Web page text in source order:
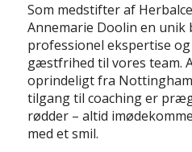
Som medstifter af
Annemarie Doolin en unik
professionel ekspertise
gæstfrihed til vores team.
oprindeligt fra
tilgang til coaching er
rødder – altid
med et smil.